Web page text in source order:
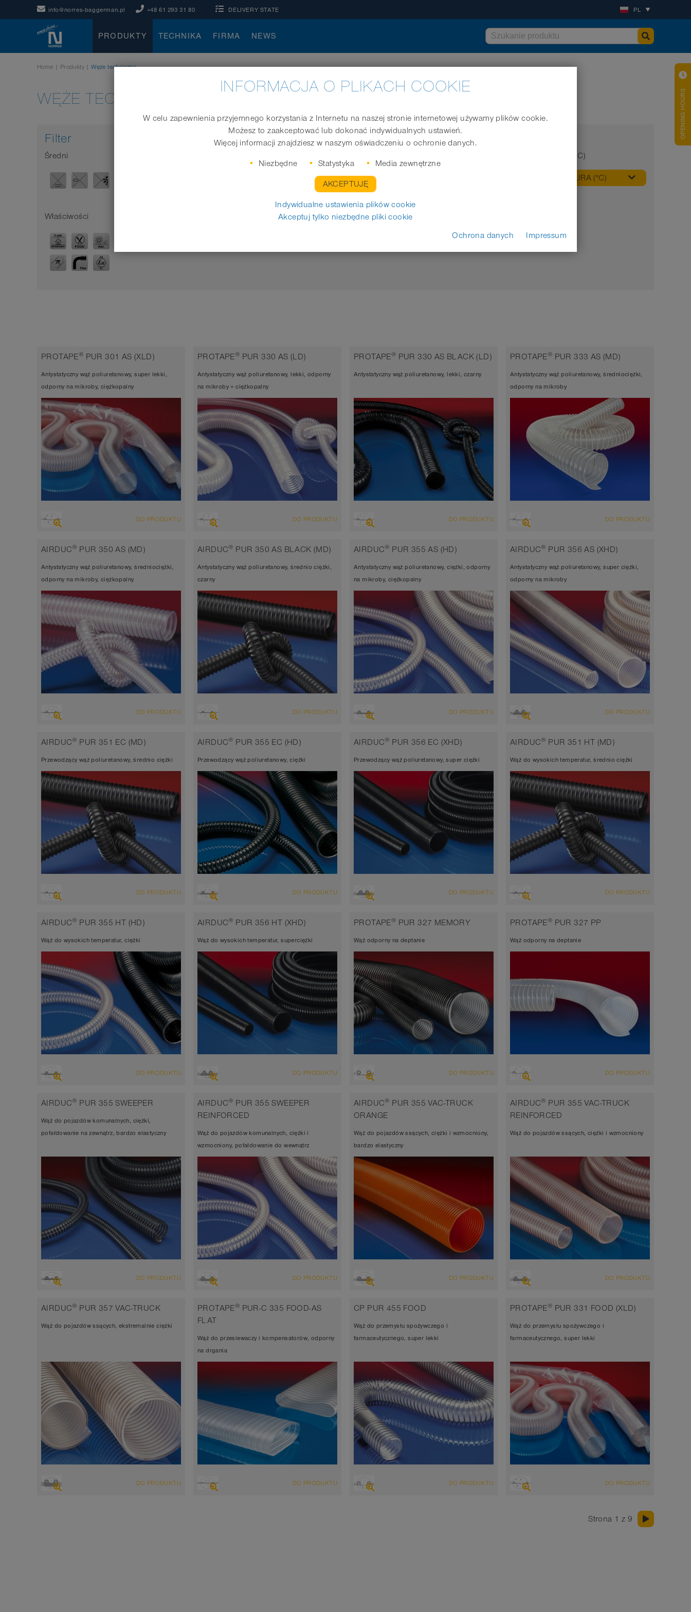
info@norres-baggerman.pl +48 61 293 31 80 DELIVERY STATE PL
PRODUKTY TECHNIKA FIRMA NEWS
Home | Produkty | Węże techniczne
WĘŻE TECHNICZNE
Filter
Średni
MAX. TEMPERATURA (°C)
Min. temperatura (°C)
MIN. TEMPERATURA (°C)
Właściwości Aplikacja
PROTAPE® PUR 301 AS (XLD)
Antystatyczny wąż poliuretanowy, super lekki,
odporny na mikroby, ciężkopalny
na ścieranie wąż do wielu zastosowań +
antystatyczny < 10⁹ Ω
Grubość ścianki 0,4mm
-40°C do 90°C (125°C)
DO PRODUKTU
PROTAPE® PUR 330 AS (LD)
Antystatyczny wąż poliuretanowy, lekki, odporny
na mikroby + ciężkopalny
na ścieranie wąż do wielu zastosowań +
antystatyczny < 10⁹ Ω
Grubość ścianki ok. 0,6 mm
-40°C do 90°C (125°C)
DO PRODUKTU
PROTAPE® PUR 330 AS BLACK (LD)
Antystatyczny wąż poliuretanowy, lekki, czarny
Wąż wyciągowo-nadmuchowy, odporny
wąż uniwersalny
Grubość ścianki ok. 0,6 mm
-40°C do 90°C (125°C)
DO PRODUKTU
PROTAPE® PUR 333 AS (MD)
Antystatyczny wąż poliuretanowy, średniociężki,
odporny na mikroby
na ścieranie wąż do wielu zastosowań +
antistatic ok. 10⁹ Ω
Grubość ścianki 0,9mm
-40°C do 90°C (125°C)
DO PRODUKTU
AIRDUC® PUR 350 AS (MD)
Antystatyczny wąż poliuretanowy, średniociężki,
odporny na mikroby, ciężkopalny
na ścieranie wąż do wielu zastosowań +
antystatyczny < 10⁹ Ω
Grubość ścianki ok. 0,7 mm
-40°C do 90°C (125°C)
DO PRODUKTU
AIRDUC® PUR 350 AS BLACK (MD)
Antystatyczny wąż poliuretanowy, średnio ciężki,
czarny
na ścieranie wąż do wielu zastosowań +
antystatyczny < 10⁹ Ω
Grubość ścianki ok. 0,7 mm
-40°C do 90°C (125°C)
DO PRODUKTU
AIRDUC® PUR 355 AS (HD)
Antystatyczny wąż poliuretanowy, ciężki, odporny
na mikroby, ciężkopalny
na ścieranie wąż do wielu zastosowań +
antystatyczny < 10⁹ Ω
Grubość ścianki 1,5mm
-40°C do 90°C (125°C)
DO PRODUKTU
AIRDUC® PUR 356 AS (XHD)
Antystatyczny wąż poliuretanowy, super ciężki,
odporny na mikroby
wyciągowo-nadmuchowy + wąż do wielu
zastosowań + wąż uniwersalny
antystatyczny < 10⁹ Ω
Grubość ścianki 2,0-2,5mm
-40°C do 90°C (125°C)
DO PRODUKTU
AIRDUC® PUR 351 EC (MD)
Przewodzący wąż poliuretanowy, średnio ciężki
na ścieranie
Grubość ścianki ok. 0,7 mm
DO PRODUKTU
AIRDUC® PUR 355 EC (HD)
Przewodzący wąż poliuretanowy, ciężki
na ścieranie
Grubość ścianki 1,4mm
-40°C do 90°C
DO PRODUKTU
AIRDUC® PUR 356 EC (XHD)
Przewodzący wąż poliuretanowy, super ciężki
ekstremalnie odporny na ścieranie
przewodzący prąd elektryczny <10³ Ω
-40°C do 90°C
DO PRODUKTU
AIRDUC® PUR 351 HT (MD)
Wąż do wysokich temperatur, średnio ciężki
ścieranie, wąż poliuretanowy
-40°C do 125°C (150°C)
DO PRODUKTU
AIRDUC® PUR 355 HT (HD)
Wąż do wysokich temperatur, ciężki
ścieranie, wąż poliuretanowy
-40°C do 125°C (150°C)
DO PRODUKTU
AIRDUC® PUR 356 HT (XHD)
Wąż do wysokich temperatur, superciężki
wyciągowo-przesyłowy, wąż
-40°C do 125°C (150°C)
DO PRODUKTU
PROTAPE® PUR 327 MEMORY
Wąż odporny na deptanie
ścieranie, wąż poliuretanowy
Grubość ścianki ok. 0,6 mm
DO PRODUKTU
PROTAPE® PUR 327 PP
Wąż odporny na deptanie
ścieranie, wąż poliuretanowy
Grubość ścianki 0,4mm
DO PRODUKTU
AIRDUC® PUR 355 SWEEPER
Wąż do pojazdów komunalnych, ciężki,
pofałdowanie na zewnątrz, bardzo elastyczny
ścieranie, wąż poliuretanowy
-40°C do 90°C (125°C)
DO PRODUKTU
AIRDUC® PUR 355 SWEEPER
REINFORCED
Wąż do pojazdów komunalnych, ciężki i
wzmocniony, pofałdowanie do wewnątrz
ścieranie, wąż poliuretanowy
Grubość ścianki 1,5-1,8mm
DO PRODUKTU
AIRDUC® PUR 355 VAC-TRUCK
ORANGE
Wąż do pojazdów ssących, ciężki i wzmocniony,
bardzo elastyczny
-40°C do 90°C (125°C)
DO PRODUKTU
AIRDUC® PUR 355 VAC-TRUCK
REINFORCED
Wąż do pojazdów ssących, ciężki i wzmocniony
ścieranie, wąż poliuretanowy
-40°C do 90°C (125°C)
DO PRODUKTU
AIRDUC® PUR 357 VAC-TRUCK
Wąż do pojazdów ssących, ekstremalnie ciężki
PRZEGLĄD
DO PRODUKTU
PROTAPE® PUR-C 335 FOOD-AS
FLAT
Wąż do przesiewaczy i kompensatorów, odporny
na drgania
DO PRODUKTU
CP PUR 455 FOOD
Wąż do przemysłu spożywczego i
farmaceutycznego, super lekki
DO PRODUKTU
PROTAPE® PUR 331 FOOD (XLD)
Wąż do przemysłu spożywczego i
farmaceutycznego, super lekki
zgodny z normą FDA i UE
DO PRODUKTU
Strona 1 z 9
OPENING HOURS
INFORMACJA O PLIKACH COOKIE
W celu zapewnienia przyjemnego korzystania z Internetu na naszej stronie internetowej używamy plików cookie.
Możesz to zaakceptować lub dokonać indywidualnych ustawień.
Więcej informacji znajdziesz w naszym oświadczeniu o ochronie danych.
Niezbędne Statystyka Media zewnętrzne
AKCEPTUJĘ
Indywidualne ustawienia plików cookie
Akceptuj tylko niezbędne pliki cookie
Ochrona danych
Impressum